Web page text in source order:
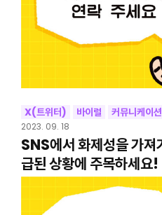
X(트위터) 바이럴 커뮤니케이
2023. 09. 18
SNS에서 화제성을 가져
급된 상황에 주목하세